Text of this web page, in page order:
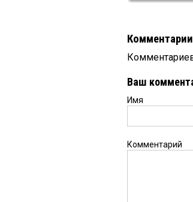
Комментарии
Ваш
Имя
Комментарий